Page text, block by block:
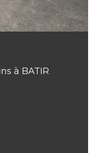
à BATIR